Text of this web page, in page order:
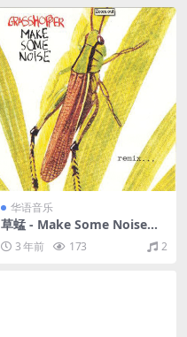
华语音乐
草蜢 - Make Some Noise（1
992/FLAC/分轨/400M）
3 年前 173 2